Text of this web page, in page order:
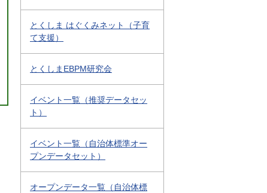
とくしま はぐくみネット（子育
て支援）
とくしまEBPM研究会
イベント一覧（推奨データセッ
ト）
イベント一覧（自治体標準オー
プンデータセット）
オープンデータ一覧（自治体標